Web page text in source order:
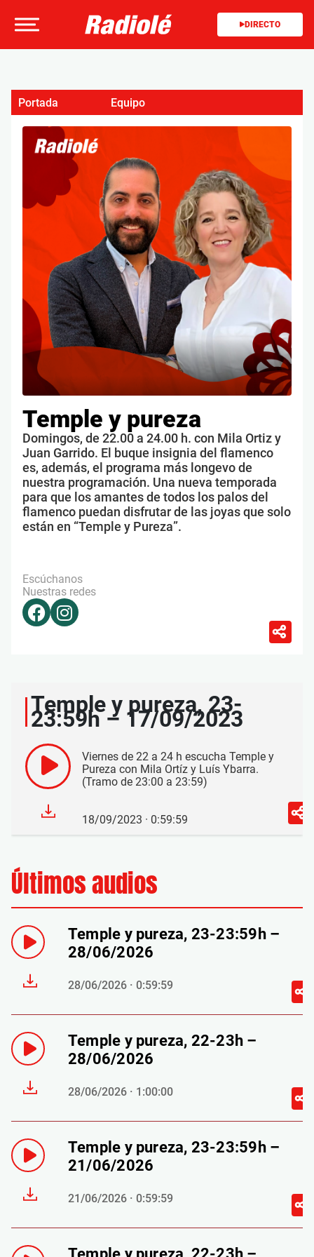
DIRECTO
Temple y pureza
Domingos, de 22.00 a 24.00 h. con Mila Ortiz y
Juan Garrido. El buque insignia del flamenco
es, además, el programa más longevo de
nuestra programación. Una nueva temporada
para que los amantes de todos los palos del
flamenco puedan disfrutar de las joyas que solo
están en “Temple y Pureza”.
Escúchanos
Nuestras redes
Portada Equipo
Temple y pureza, 23-
23:59h – 17/09/2023
Viernes de 22 a 24 h escucha Temple y
Pureza con Mila Ortíz y Luís Ybarra.
(Tramo de 23:00 a 23:59)
18/09/2023 · 0:59:59
Últimos audios
Temple y pureza, 23-23:59h –
28/06/2026
28/06/2026 · 0:59:59
Temple y pureza, 22-23h –
28/06/2026
28/06/2026 · 1:00:00
Temple y pureza, 23-23:59h –
21/06/2026
21/06/2026 · 0:59:59